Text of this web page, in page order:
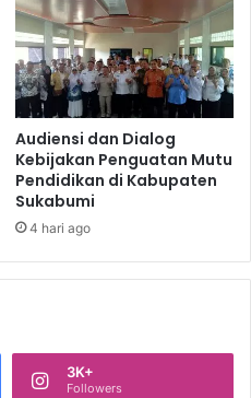
Audiensi dan Dialog
Kebijakan Penguatan Mutu
Pendidikan di Kabupaten
Sukabumi
4 hari ago
3K+
Followers